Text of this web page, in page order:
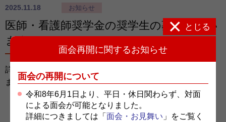
面会再開に関するお知らせ
とじる
面会の再開について
令和8年6月1日より、平日・休日関わらず、対面
による面会が可能となりました。
詳細につきましては「 面会・お見舞い 」をご覧く
2025.11.18 お知らせ
医師・看護師奨学金の奨学生の募集を行い
ます
詳細は、
ます。